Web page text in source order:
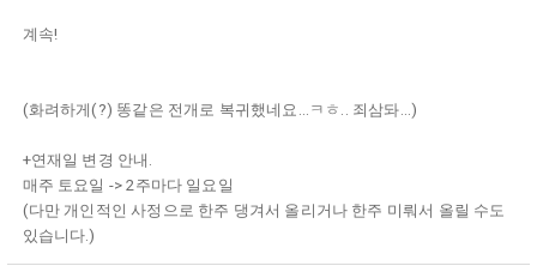
계속!
(화려하게(?) 똥같은 전개로 복귀했네요...ㅋㅎ.. 죄삼돠...)
+연재일 변경 안내.
매주 토요일 -> 2주마다 일요일
(다만 개인적인 사정으로 한주 댕겨서 올리거나 한주 미뤄서 올릴 수도
있습니다.)